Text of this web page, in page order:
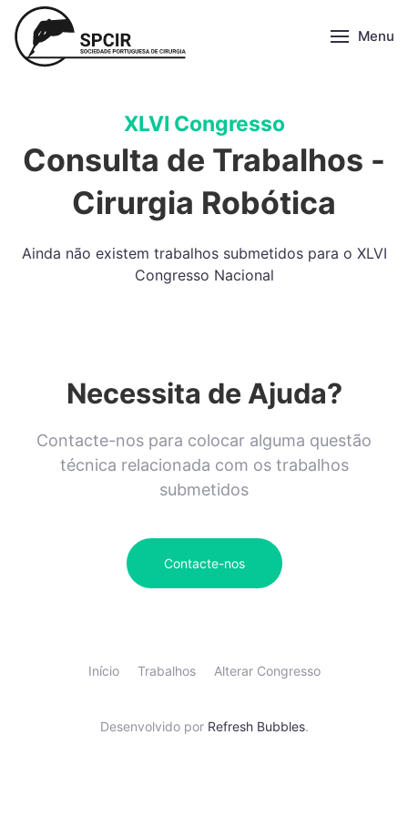
Menu
XLVI Congresso
Consulta de Trabalhos -
Cirurgia Robótica
Ainda não existem trabalhos submetidos para o XLVI
Congresso Nacional
Necessita de Ajuda?
Contacte-nos para colocar alguma questão
técnica relacionada com os trabalhos
submetidos
Contacte-nos
Início Trabalhos Alterar Congresso
Desenvolvido por Refresh Bubbles.